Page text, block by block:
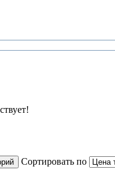
Сортировать по